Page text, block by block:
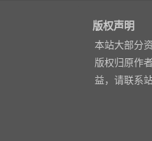
版权声明
本站大部分
版权归原作
益，请联系